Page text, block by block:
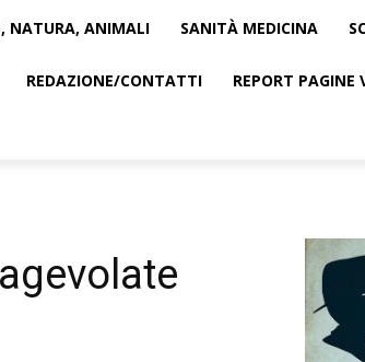
NATURA, ANIMALI SANITÀ MEDICINA
REDAZIONE/CONTATTI REPORT PAGINE